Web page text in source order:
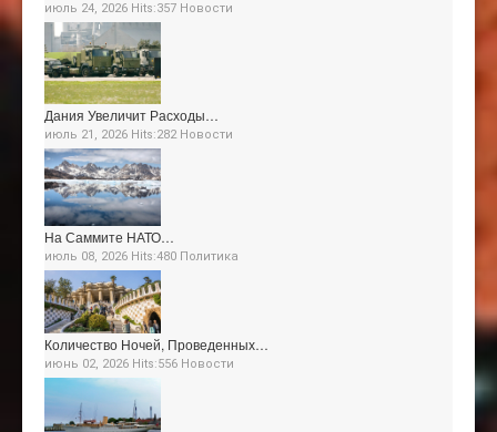
июль 24, 2026 Hits:357 Новости
Дания Увеличит Расходы…
июль 21, 2026 Hits:282 Новости
На Саммите НАТО…
июль 08, 2026 Hits:480 Политика
Количество Ночей, Проведенных…
июнь 02, 2026 Hits:556 Новости